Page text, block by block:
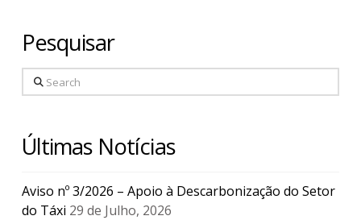
Pesquisar
Search
Últimas Notícias
Aviso nº 3/2026 – Apoio à Descarbonização do Setor
do Táxi 29 de Julho, 2026